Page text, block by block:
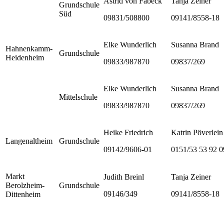
Grundschule
Süd
09831/508800
09141/8558-18
Hahnenkamm-
Heidenheim
Grundschule
Elke Wunderlich
09833/987870
Susanna Brand
09837/269
Mittelschule
Elke Wunderlich
09833/987870
Susanna Brand
09837/269
Langenaltheim Grundschule
Heike Friedrich
09142/9606-01
Katrin Pöverlein
0151/53 53 92
Markt
Berolzheim-
Dittenheim
Grundschule
Judith Breinl
09146/349
Tanja Zeiner
09141/8558-18